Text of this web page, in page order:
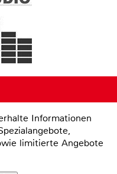
Informationen
limitierte Angebote